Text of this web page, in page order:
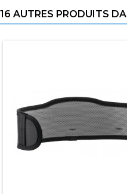
16 AUTRES PRODUITS